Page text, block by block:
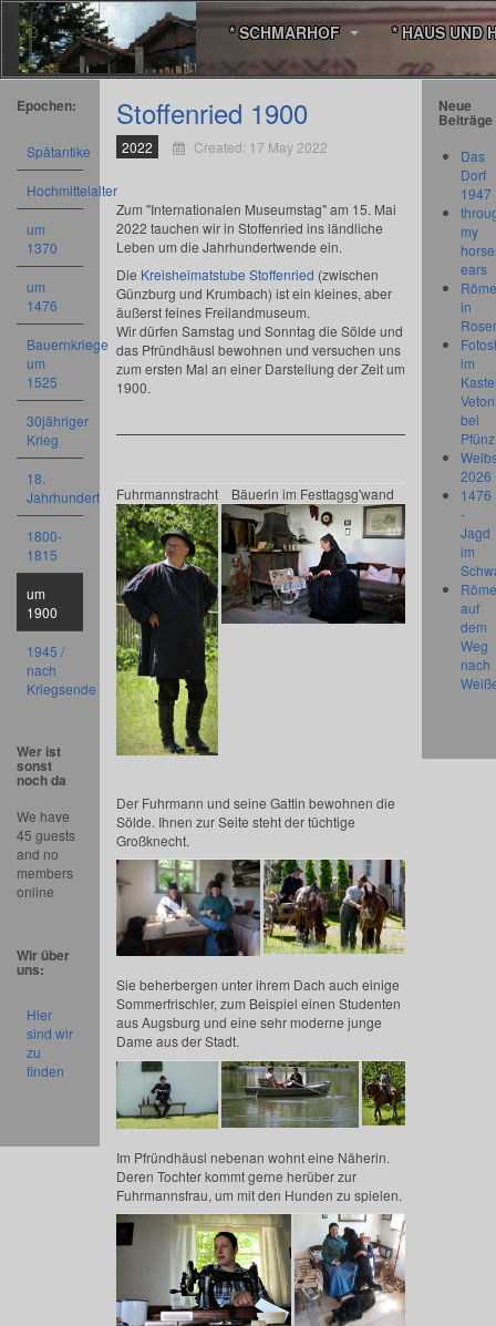
* SCHMARHOF * HAUS UND
Stoffenried 1900
2022 Created: 17 May 2022
Zum "Internationalen Museumstag" am 15. Mai
2022 tauchen wir in Stoffenried ins ländliche
Leben um die Jahrhundertwende ein.
Die Kreisheimatstube Stoffenried (zwischen
Günzburg und Krumbach) ist ein kleines, aber
äußerst feines Freilandmuseum.
Wir dürfen Samstag und Sonntag die Sölde und
das Pfründhäusl bewohnen und versuchen uns
zum ersten Mal an einer Darstellung der Zeit um
1900.
Fuhrmannstracht Bäuerin im Festtagsg'wand
Der Fuhrmann und seine Gattin bewohnen die
Sölde. Ihnen zur Seite steht der tüchtige
Großknecht.
Sie beherbergen unter ihrem Dach auch einige
Sommerfrischler, zum Beispiel einen Studenten
aus Augsburg und eine sehr moderne junge
Dame aus der Stadt.
Im Pfründhäusl nebenan wohnt eine Näherin.
Deren Tochter kommt gerne herüber zur
Fuhrmannsfrau, um mit den Hunden zu spielen.
Epochen:
Spätantike
Hochmittelalter
um
1370
um
1476
Bauernkriege
um
1525
30jähriger
Krieg
18.
Jahrhundert
1800-
1815
um
1900
1945 /
nach
Kriegsende
Wer ist
sonst
noch da
We have
45 guests
and no
members
online
Wir über
uns:
Hier
sind wir
zu
finden
Neue
Beiträge
Das
Dorf
1947
my
ears
in
im
bei
Pfünz
2026
1476
-
Jagd
im
auf
dem
Weg
nach